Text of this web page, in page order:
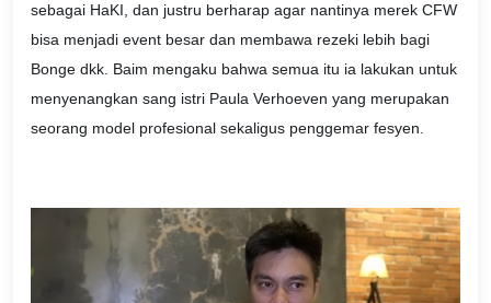
sebagai HaKI, dan justru berharap agar nantinya merek CFW
bisa menjadi event besar dan membawa rezeki lebih bagi
Bonge dkk. Baim mengaku bahwa semua itu ia lakukan untuk
menyenangkan sang istri Paula Verhoeven yang merupakan
seorang model profesional sekaligus penggemar fesyen.